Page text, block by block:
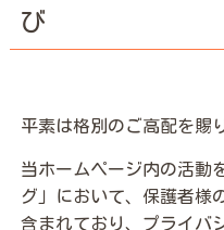
び
平素は格別のご高配を賜
当ホームページ内の活動
グ」において、保護者様
含まれており、プライバ